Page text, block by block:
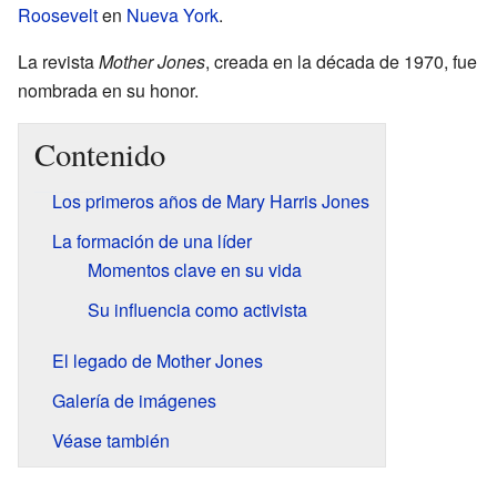
Roosevelten Nueva York.
La revistaMother Jones, creada en la década de 1970, fue
nombrada en su honor.
Contenido
Los primeros años de Mary Harris Jones
La formación de una líder
Momentos clave en su vida
Su influencia como activista
El legado de Mother Jones
Galería de imágenes
Véase también